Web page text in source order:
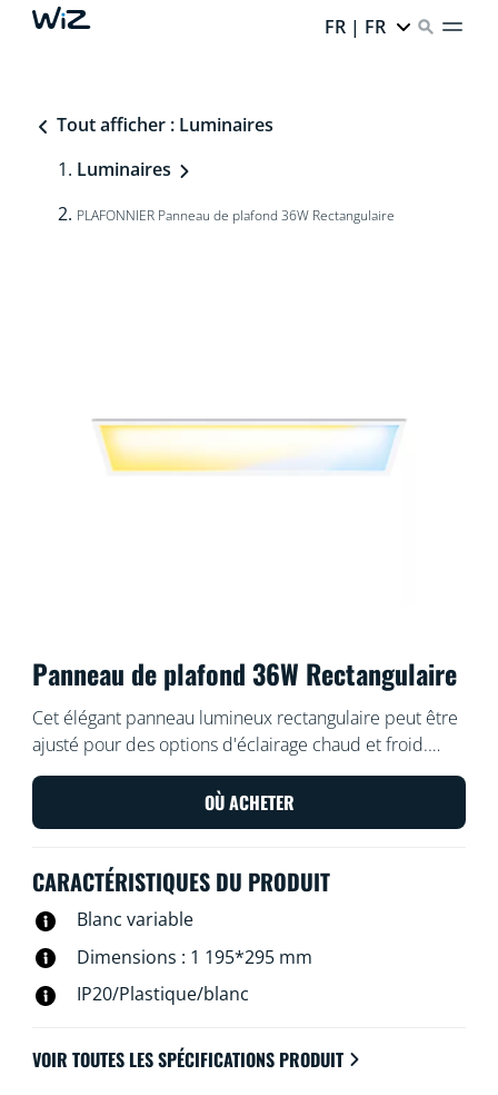
FR | FR
Tout afficher : Luminaires
Luminaires
PLAFONNIER Panneau de plafond 36W Rectangulaire
Panneau de plafond 36W Rectangulaire
Cet élégant panneau lumineux rectangulaire peut être
ajusté pour des options d'éclairage chaud et froid.
Facile à installer, avec variation de l’intensité lumineuse
et s'intègre bien dans une esthétique moderne.
OÙ ACHETER
CARACTÉRISTIQUES DU PRODUIT
Blanc variable
Dimensions : 1 195*295 mm
IP20/Plastique/blanc
VOIR TOUTES LES SPÉCIFICATIONS PRODUIT